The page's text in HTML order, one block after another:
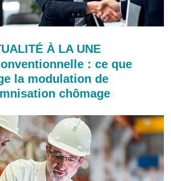
À LA UNE
: ce que
la modulation de
chômage